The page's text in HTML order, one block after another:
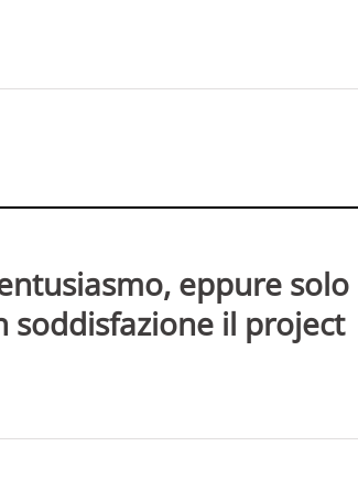
eppure solo
soddisfazione il project